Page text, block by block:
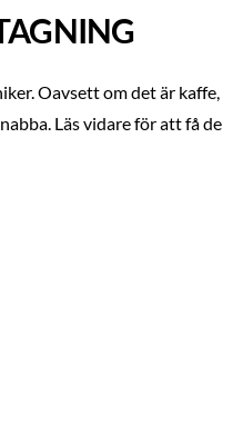
Oavsett om det är kaffe,
Läs vidare för att få de